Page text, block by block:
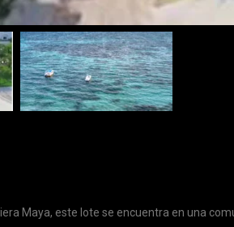
Maya, este lote se encuentra en una